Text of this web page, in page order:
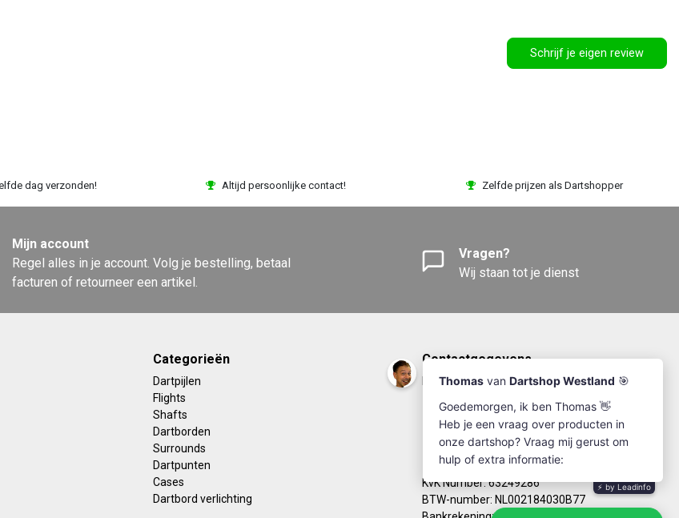
Schrijf je eigen review
dag verzonden! Altijd persoonlijke contact! Zelfde prijzen als Dartshopper
Mijn account
Regel alles in je account. Volg je bestelling, betaal
facturen of retourneer een artikel.
Vragen?
Wij staan tot je dienst
Categorieën
Dartpijlen
Flights
Shafts
Dartborden
Surrounds
Dartpunten
Cases
Dartbord verlichting
Contactgegevens
DartshopWestland.nl
info@dartshopwestland.nl
Kleine Woerdlaan 19
2671 CA - Naaldwijk
KvK Number: 63249286
BTW-number: NL002184030B77